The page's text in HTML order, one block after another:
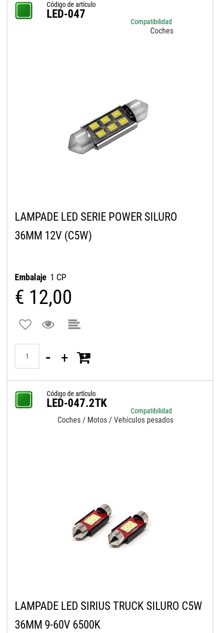
Código de artículo
LED-047
Compatibilidad
Coches
LAMPADE LED SERIE POWER SILURO
36MM 12V (C5W)
Embalaje 1 CP
€ 12,00
Código de artículo
LED-047.2TK
Compatibilidad
Coches / Motos / Vehículos pesados
LAMPADE LED SIRIUS TRUCK SILURO C5W
36MM 9-60V 6500K